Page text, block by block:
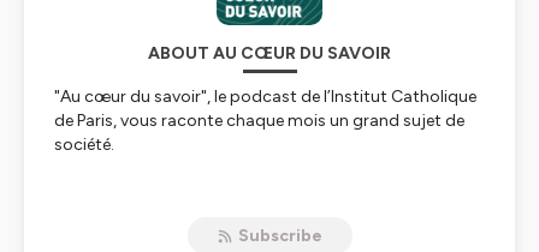
ABOUT AU CŒUR DU SAVOIR
"Au cœur du savoir", le podcast de l’Institut Catholique
de Paris, vous raconte chaque mois un grand sujet de
société.
de nos enseignants-chercheurs, qui abordent la culture
Subscribe